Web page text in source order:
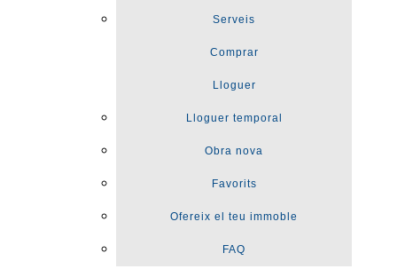
Serveis
Comprar
Lloguer
Lloguer temporal
Obra nova
Favorits
Ofereix el teu immoble
FAQ